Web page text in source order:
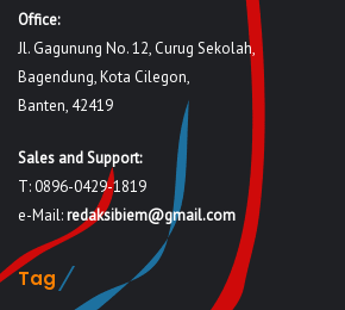
Office:
Jl. Gagunung No. 12, Curug Sekolah,
Bagendung, Kota Cilegon,
Banten, 42419
Sales and Support:
T: 0896-0429-1819
e-Mail:redaksibiem@gmail.com
Tag